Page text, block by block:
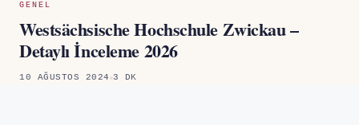
GENEL
Westsächsische Hochschule Zwickau –
Detaylı İnceleme 2026
10 AĞUSTOS 2024 3 DK